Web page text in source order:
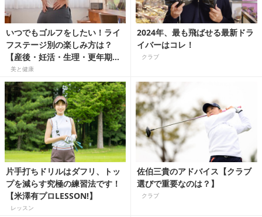
いつでもゴルフをしたい！ライ
フステージ別の楽しみ方は？
【産後・妊活・生理・更年期の
ゴルフQ&A】
美と健康
2024年、最も飛ばせる最新ドラ
イバーはコレ！
クラブ
片手打ちドリルはダフリ、トッ
プを減らす究極の練習法です！
【米澤有プロLESSON!】
レッスン
佐伯三貴のアドバイス【クラブ
選びで重要なのは？】
クラブ